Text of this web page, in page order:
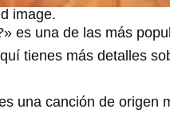
image.
es una de las más
tienes más detalles
una canción de origen